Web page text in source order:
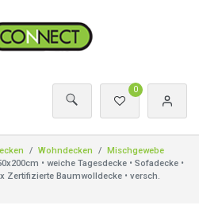
0
Wohndecken
Mischgewebe
• weiche Tagesdecke • Sofadecke •
Zertifizierte Baumwolldecke • versch.